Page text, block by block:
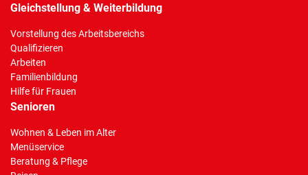
Gleichstellung & Weiterbildung
Vorstellung des Arbeitsbereichs
Qualifizieren
Arbeiten
Familienbildung
Hilfe für Frauen
Senioren
Wohnen & Leben im Alter
Menüservice
Beratung & Pflege